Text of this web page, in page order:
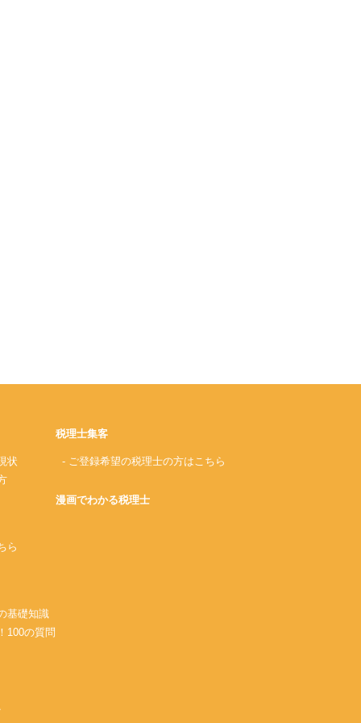
状
ら
基礎知識
100の質問
税理士集客
- ご登録希望の税理士の方はこちら
漫画でわかる税理士